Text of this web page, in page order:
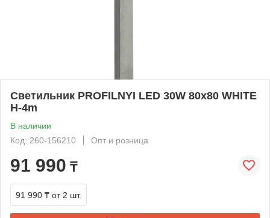
Светильник PROFILNYI LED 30W 80х80 WHITE
H-4m
В наличии
Код: 260-156210
Опт и розница
91 990 ₸
91 990 ₸ от 2 шт.